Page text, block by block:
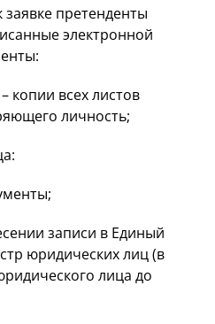
претенденты
электронной
копии всех листов
личность;
записи в Единый
юридических лиц (в
лица до